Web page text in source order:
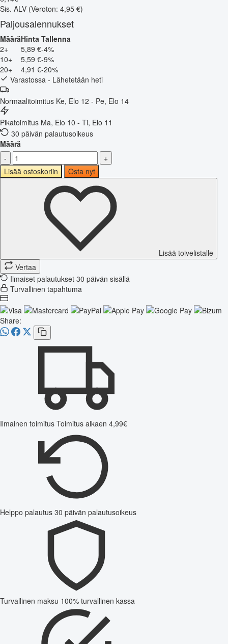
Sis. ALV (Veroton: 4,95 €)
Paljousalennukset
MääräHinta Tallenna
2+
5,89 €-4%
10+
5,59 €-9%
20+
4,91 €-20%
Varastossa - Lähetetään heti
Normaalitoimitus Ke, Elo 12 - Pe, Elo 14
Pikatoimitus Ma, Elo 10 - Ti, Elo 11
30 päivän palautusoikeus
Määrä
-
+
Lisää ostoskoriin
Osta nyt
Lisää toivelistalle
Vertaa
Ilmaiset palautukset 30 päivän sisällä
Turvallinen tapahtuma
Share:
Ilmainen toimitus Toimitus alkaen 4,99€
Helppo palautus 30 päivän palautusoikeus
Turvallinen maksu 100% turvallinen kassa